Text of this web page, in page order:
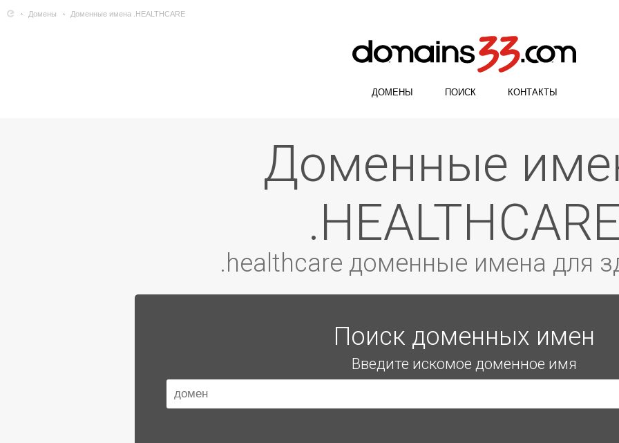
ДОМЕНЫ ПОИСК КОНТАКТЫ
Домены Доменные имена .HEALTHCARE
Доменные имена
.healthcare доменные имена для
Поиск доменных имен
Введите искомое доменное имя